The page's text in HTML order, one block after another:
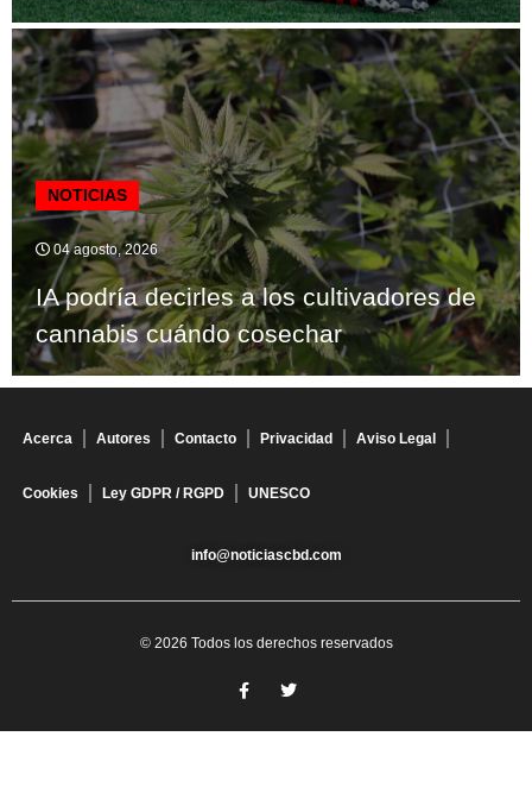
NOTICIAS
04 agosto, 2026
IA podría decirles a los cultivadores de
cannabis cuándo cosechar
Acerca Autores Contacto Privacidad Aviso Legal
Cookies Ley GDPR / RGPD UNESCO
info@noticiascbd.com
© 2026 Todos los derechos reservados